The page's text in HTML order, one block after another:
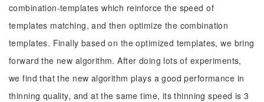
combination-templates which reinforce the speed of
templates matching, and then optimize the combination
templates. Finally based on the optimized templates, we bring
forward the new algorithm. After doing lots of experiments,
we find that the new algorithm plays a good performance in
thinning quality, and at the same time, its thinning speed is 3